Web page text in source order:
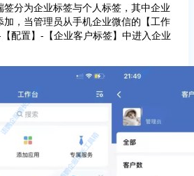
分为企业标签与个人标签，其中企业
加，当管理员从手机企业微信的【工作
【配置】-【企业客户标签】中进入企业